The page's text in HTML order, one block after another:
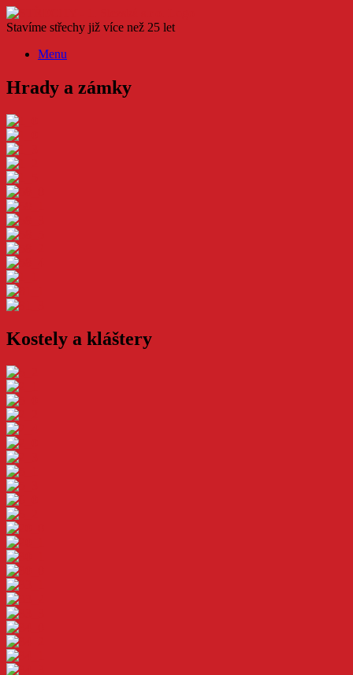
Skip
to
Stavíme střechy již více než 25 let
Menu
Hrady a zámky
Kostely a kláštery